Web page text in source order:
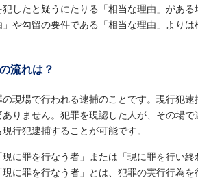
したと疑うにたりる「相当な理由」があ
や勾留の要件である「相当な理由」より
流れは？
現場で行われる逮捕のことです。現行犯逮
りません。犯罪を現認した人が、その場で
行犯逮捕することが可能です。
に罪を行なう者」または「現に罪を行い
に罪を行なう者」とは、犯罪の実行行為